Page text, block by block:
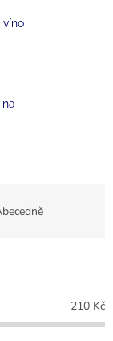
víno
210 Kč